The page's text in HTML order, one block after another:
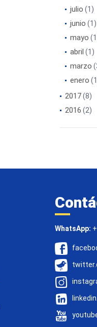
julio (1)
junio (1)
mayo
abril (1)
marzo
enero
2017(8)
2016 (2)
WhatsApp: